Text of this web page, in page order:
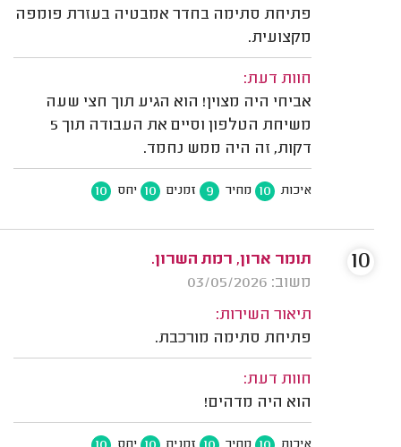
פתיחת סתימה בחדר אמבטיה בעזרת פומפה
מקצועית.
חוות דעת:
אביחי היה מצוין! הוא הגיע תוך חצי שעה
משיחת הטלפון וסיים את העבודה תוך 5
דקות, זה היה ממש נחמד.
איכות 10 מחיר 9 זמנים 10 יחס 10
תומר ארון, רמת השרון.
משוב: 03/05/2026
תיאור השירות:
פתיחת סתימה מורכבת.
חוות דעת:
הוא היה מדהים!
10